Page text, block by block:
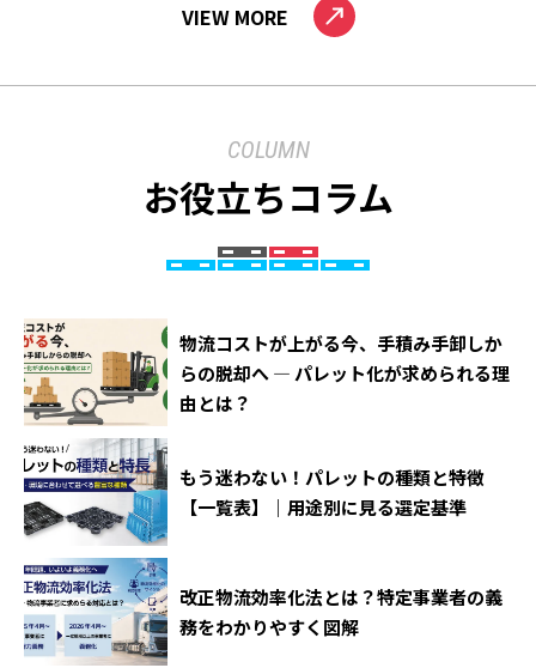
VIEW MORE
COLUMN
お役立ちコラム
物流コストが上がる今、手積み手卸しか
らの脱却へ ― パレット化が求められる理
由とは？
もう迷わない！パレットの種類と特徴
【一覧表】｜用途別に見る選定基準
改正物流効率化法とは？特定事業者の義
務をわかりやすく図解